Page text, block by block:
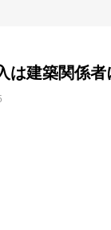
は建築関係